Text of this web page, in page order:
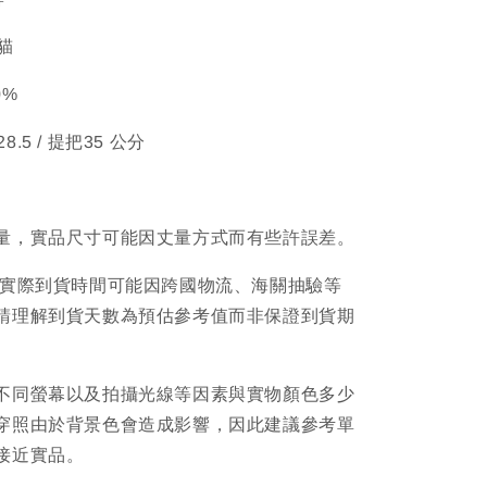
/ 提把35 公分
，實品尺寸可能因丈量方式而有些許誤差。
際到貨時間可能因跨國物流、海關抽驗等
理解到貨天數為預估參考值而非保證到貨期
同螢幕以及拍攝光線等因素與實物顏色多少
照由於背景色會造成影響，因此建議參考單
近實品。